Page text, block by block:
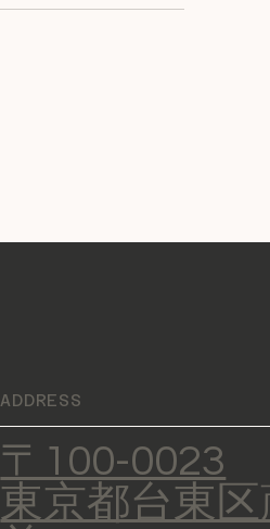
ADDRESS
〒100-0023
東京都台東区